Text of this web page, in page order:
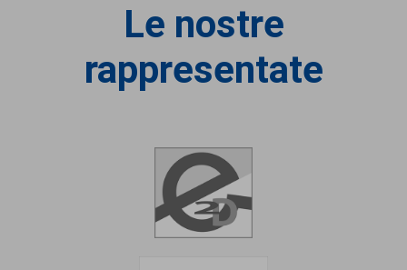
Le nostre
rappresentate